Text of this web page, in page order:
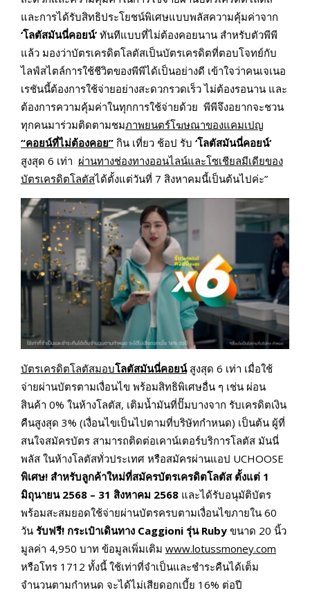
และการได้รับสิทธิประโยชน์พิเศษแบบพลัสความคุ้มค่าจาก
‘โลตัสมันนี่คอยน์’ ทันทีแบบที่ไม่ต้องคอยนาน สำหรับตัวพีพี
แล้ว มองว่าบัตรเครดิตโลตัสเป็นบัตรเครดิตที่ตอบโจทย์กับ
ไลฟ์สไตล์การใช้ชีวิตของพีพีได้เป็นอย่างดี เข้าใจว่าคนเจเนอ
เรชันนี้ต้องการใช้จ่ายอย่างสะดวกรวดเร็ว ไม่ต้องรอนาน และ
ต้องการความคุ้มค่าในทุกการใช้จ่ายด้วย พีพีจึงอยากจะชวน
ทุกคนมาร่วมติดตามชมภาพยนตร์โฆษณาของแคมเปญ
“คอยน์ที่ไม่ต้องคอย” กิน เที่ยว ช้อป รับ ‘โลตัสมันนี่คอยน์‘
สูงสุด 6 เท่า ผ่านทางช่องทางออนไลน์และโซเชียลมีเดียของ
บัตรเครดิตโลตัสได้ตั้งแต่วันที่ 7 สิงหาคมนี้เป็นต้นไปค่ะ”
บัตรเครดิตโลตัสมอบโลตัสมันนี่คอยน์สูงสุด 6 เท่า เมื่อใช้
จ่ายผ่านบัตรตามเงื่อนไข พร้อมสิทธิพิเศษอื่น ๆ เช่น ผ่อน
สินค้า 0% ในห้างโลตัส, เติมน้ำมันที่ปั๊มบางจาก รับเครดิตเงิน
คืนสูงสุด 3% (เงื่อนไขเป็นไปตามที่บริษัทกำหนด) เป็นต้น ผู้ที่
สนใจสมัครบัตร สามารถติดต่อเคาน์เตอร์บริการโลตัส มันนี่
พลัส ในห้างโลตัสทั่วประเทศ หรือสมัครผ่านแอป UCHOOSE
พิเศษ! สำหรับลูกค้าใหม่ที่สมัครบัตรเครดิตโลตัส ตั้งแต่ 1
มิถุนายน 2568 – 31 สิงหาคม 2568 และได้รับอนุมัติบัตร
พร้อมสะสมยอดใช้จ่ายผ่านบัตรครบตามเงื่อนไขภายใน 60
วัน รับฟรี! กระเป๋าเดินทาง Caggioni รุ่น Ruby ขนาด 20 นิ้ว
มูลค่า 4,950 บาท ข้อมูลเพิ่มเติม www.lotussmoney.com
หรือโทร 1712 ทั้งนี้ ใช้เท่าที่จำเป็นและชำระคืนได้เต็ม
จำนวนตามกำหนด จะได้ไม่เสียดอกเบี้ย 16% ต่อปี